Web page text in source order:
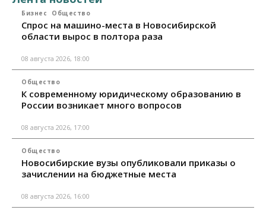
Бизнес Общество
Спрос на машино-места в Новосибирской
области вырос в полтора раза
08 августа 2026, 18:00
Общество
К современному юридическому образованию в
России возникает много вопросов
08 августа 2026, 17:00
Общество
Новосибирские вузы опубликовали приказы о
зачислении на бюджетные места
08 августа 2026, 16:00